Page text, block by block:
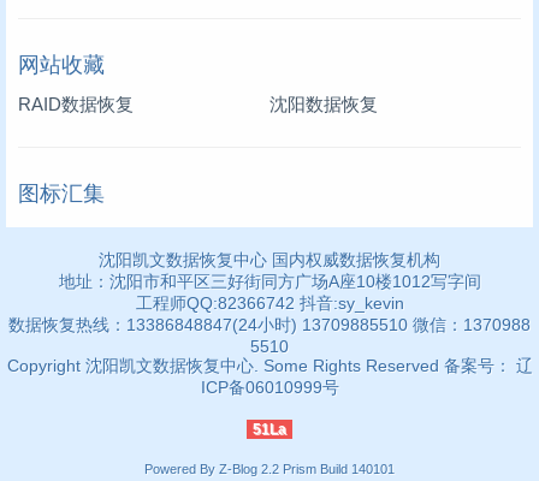
网站收藏
RAID数据恢复 沈阳数据恢复
图标汇集
沈阳凯文数据恢复中心 国内权威数据恢复机构
地址：沈阳市和平区三好街同方广场A座10楼1012写字间
工程师QQ:82366742 抖音:sy_kevin
数据恢复热线：13386848847(24小时) 13709885510 微信：1370988
5510
Copyright 沈阳凯文数据恢复中心. Some Rights Reserved 备案号： 辽
ICP备06010999号
51La
Powered By Z-Blog 2.2 Prism Build 140101